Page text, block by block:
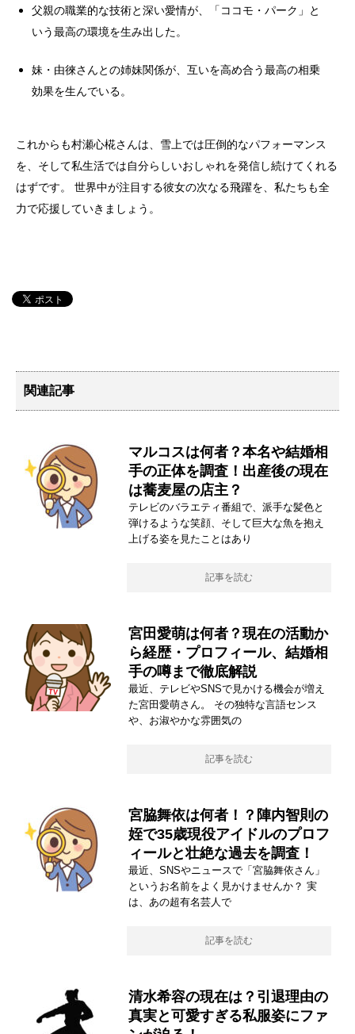
父親の職業的な技術と深い愛情が、「ココモ・パーク」と
いう最高の環境を生み出した。
妹・由徠さんとの姉妹関係が、互いを高め合う最高の相乗
効果を生んでいる。
これからも村瀬心椛さんは、雪上では圧倒的なパフォーマンス
を、そして私生活では自分らしいおしゃれを発信し続けてくれる
はずです。 世界中が注目する彼女の次なる飛躍を、私たちも全
力で応援していきましょう。
関連記事
マルコスは何者？本名や結婚相
手の正体を調査！出産後の現在
は蕎麦屋の店主？
テレビのバラエティ番組で、派手な髪色と
弾けるような笑顔、そして巨大な魚を抱え
上げる姿を見たことはあり
記事を読む
宮田愛萌は何者？現在の活動か
ら経歴・プロフィール、結婚相
手の噂まで徹底解説
最近、テレビやSNSで見かける機会が増え
た宮田愛萌さん。 その独特な言語センス
や、お淑やかな雰囲気の
記事を読む
宮脇舞依は何者！？陣内智則の
姪で35歳現役アイドルのプロフ
ィールと壮絶な過去を調査！
最近、SNSやニュースで「宮脇舞依さん」
というお名前をよく見かけませんか？ 実
は、あの超有名芸人で
記事を読む
清水希容の現在は？引退理由の
真実と可愛すぎる私服姿にファ